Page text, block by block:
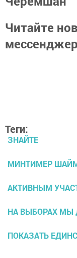
Читайте
Теги:
ЗНАЙТЕ
МИНТИМЕР
АКТИВНЫМ
НА ВЫБОРАХ
ПОКАЗАТЬ